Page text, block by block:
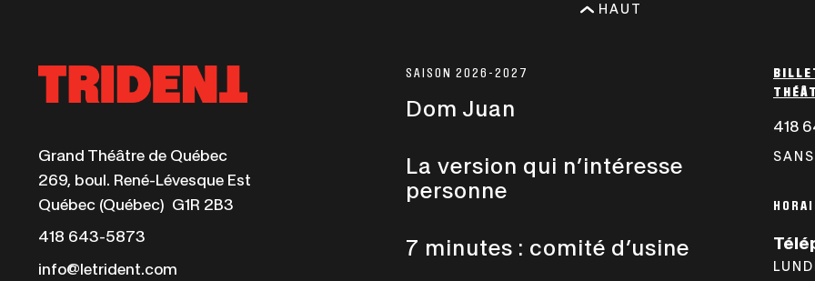
HAUT
Grand Théâtre de QuébecCe
lien
s'ouvrira
269, boul. René-Lévesque Est
Québec (Québec) G1R 2B3
418 643-5873
info@letrident.com
SAISON 2026-2027
Dom Juan
La version qui n’intéresse
personne
7 minutes : comité d’usine
418